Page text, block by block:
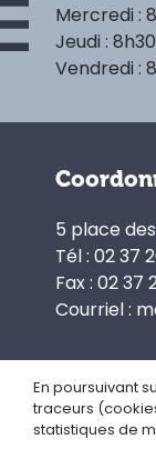
Mercredi :
Jeudi :
Vendredi :
5 place
Tél : 02 37
Fax : 02 37
Courriel :
En poursuivant
traceurs
statistiques de